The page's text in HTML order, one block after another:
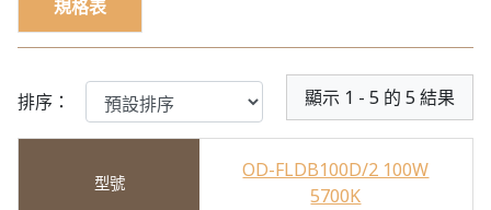
規格表
排序： 顯示 1 - 5 的 5 結果
OD-FLDB100D/2 100W
5700K